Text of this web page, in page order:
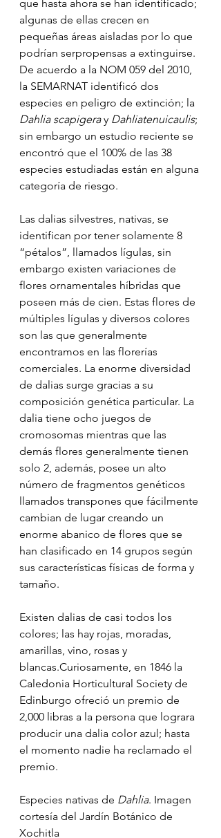
que hasta ahora se han identificado;
algunas de ellas crecen en
pequeñas áreas aisladas por lo que
podrían serpropensas a extinguirse.
De acuerdo a la NOM 059 del 2010,
la SEMARNAT identificó dos
especies en peligro de extinción; la
Dahlia scapigera y Dahliatenuicaulis;
sin embargo un estudio reciente se
encontró que el 100% de las 38
especies estudiadas están en alguna
categoría de riesgo.
Las dalias silvestres, nativas, se
identifican por tener solamente 8
“pétalos”, llamados lígulas, sin
embargo existen variaciones de
flores ornamentales híbridas que
poseen más de cien. Estas flores de
múltiples lígulas y diversos colores
son las que generalmente
encontramos en las florerías
comerciales. La enorme diversidad
de dalias surge gracias a su
composición genética particular. La
dalia tiene ocho juegos de
cromosomas mientras que las
demás flores generalmente tienen
solo 2, además, posee un alto
número de fragmentos genéticos
llamados transpones que fácilmente
cambian de lugar creando un
enorme abanico de flores que se
han clasificado en 14 grupos según
sus características físicas de forma y
tamaño.
Existen dalias de casi todos los
colores; las hay rojas, moradas,
amarillas, vino, rosas y
blancas.Curiosamente, en 1846 la
Caledonia Horticultural Society de
Edinburgo ofreció un premio de
2,000 libras a la persona que lograra
producir una dalia color azul; hasta
el momento nadie ha reclamado el
premio.
Especies nativas de Dahlia. Imagen
cortesía del Jardín Botánico de
Xochitla